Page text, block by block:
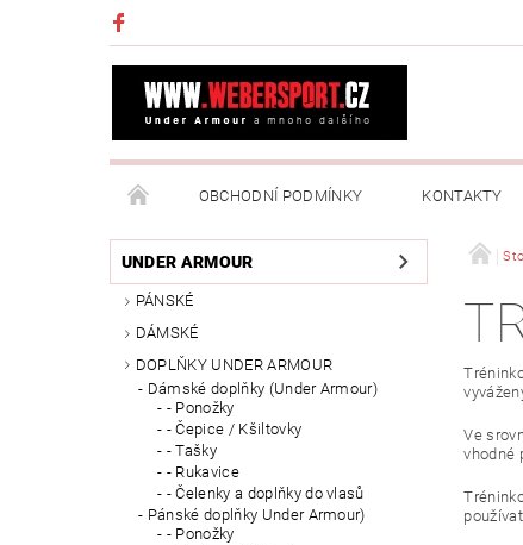
OBCHODNÍ PODMÍNKY KONTAKTY
NAPIŠTE NÁM MOJE OBJEDNÁVKA
UNDER ARMOUR
PÁNSKÉ
DÁMSKÉ
DOPLŇKY UNDER ARMOUR
Dámské doplňky (Under Armour)
- Ponožky
- Čepice / Kšiltovky
- Tašky
- Rukavice
- Čelenky a doplňky do vlasů
Pánské doplňky Under Armour)
- Ponožky
Ve
vhodné